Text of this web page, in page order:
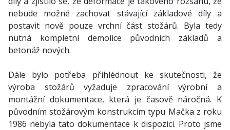
nebude možné zachovat stávající základové díly a
postavit nově pouze vrchní část stožárů. Byla tedy
nutná kompletní demolice původních základů a
betonáž nových.
Dále bylo potřeba přihlédnout ke skutečnosti, že
výroba stožárů vyžaduje zpracování výrobní a
montážní dokumentace, která je časově náročná. K
původním stožárovým konstrukcím typu Mačka z roku
1986 nebyla tato dokumentace k dispozici. Proto jsme